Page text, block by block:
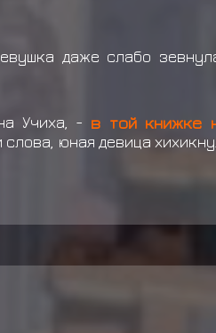
даже слабо
Учиха, - в той книжке
слова, юная девица